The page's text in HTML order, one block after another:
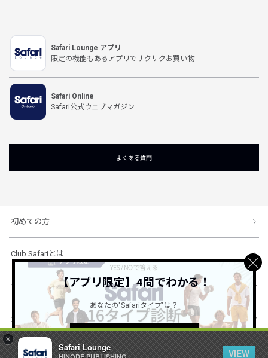
×
Safari Lounge
VIEW
Safari Lounge アプリ
限定の機能もあるアプリでサクサクお買い物
Safari Online
Safari公式ウェブマガジン
よくある質問
初めての方
Club Safariとは
ショッピングガイド
会社概要・規約
【アプリ限定】4問でわかる！
あなたの"Safariタイプ"は？
詳しくはこちら ＞